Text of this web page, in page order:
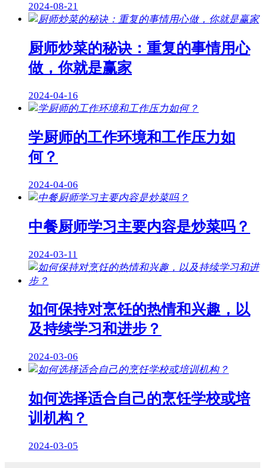
2024-08-21
厨师炒菜的秘诀：重复的事情用心
做，你就是赢家
2024-04-16
学厨师的工作环境和工作压力如
何？
2024-04-06
中餐厨师学习主要内容是炒菜吗？
2024-03-11
如何保持对烹饪的热情和兴趣，以
及持续学习和进步？
2024-03-06
如何选择适合自己的烹饪学校或培
训机构？
2024-03-05